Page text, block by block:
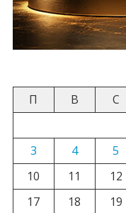
П
В С
3
4 5
10
11 12
17
18 19